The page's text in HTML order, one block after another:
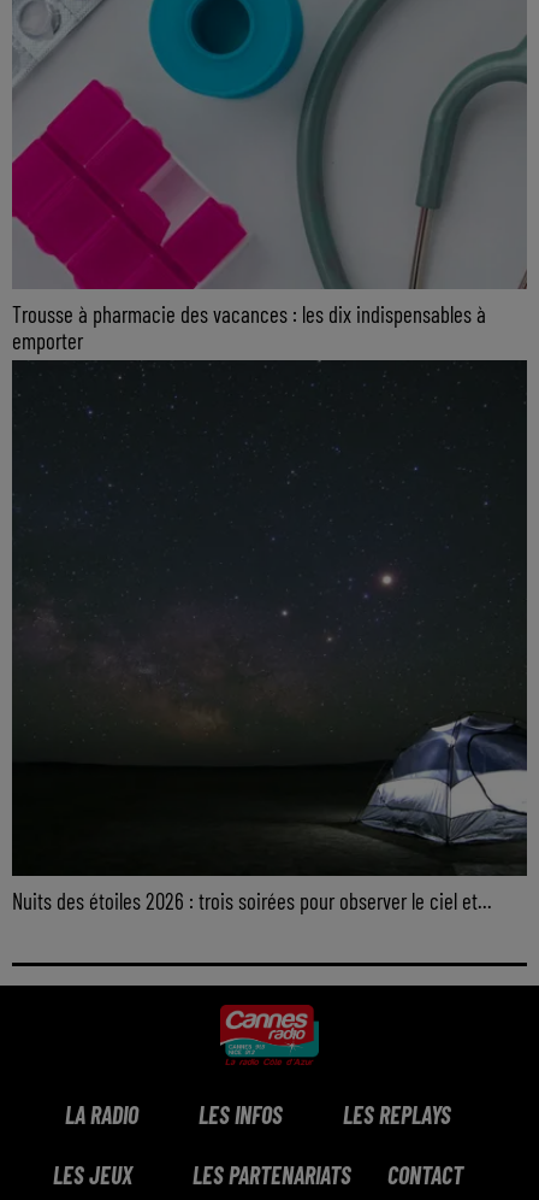
Trousse à pharmacie des vacances : les dix indispensables à
emporter
Nuits des étoiles 2026 : trois soirées pour observer le ciel et...
LA RADIO LES INFOS LES REPLAYS
LES JEUX LES PARTENARIATS CONTACT